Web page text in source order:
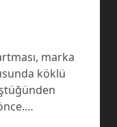
marka
köklü